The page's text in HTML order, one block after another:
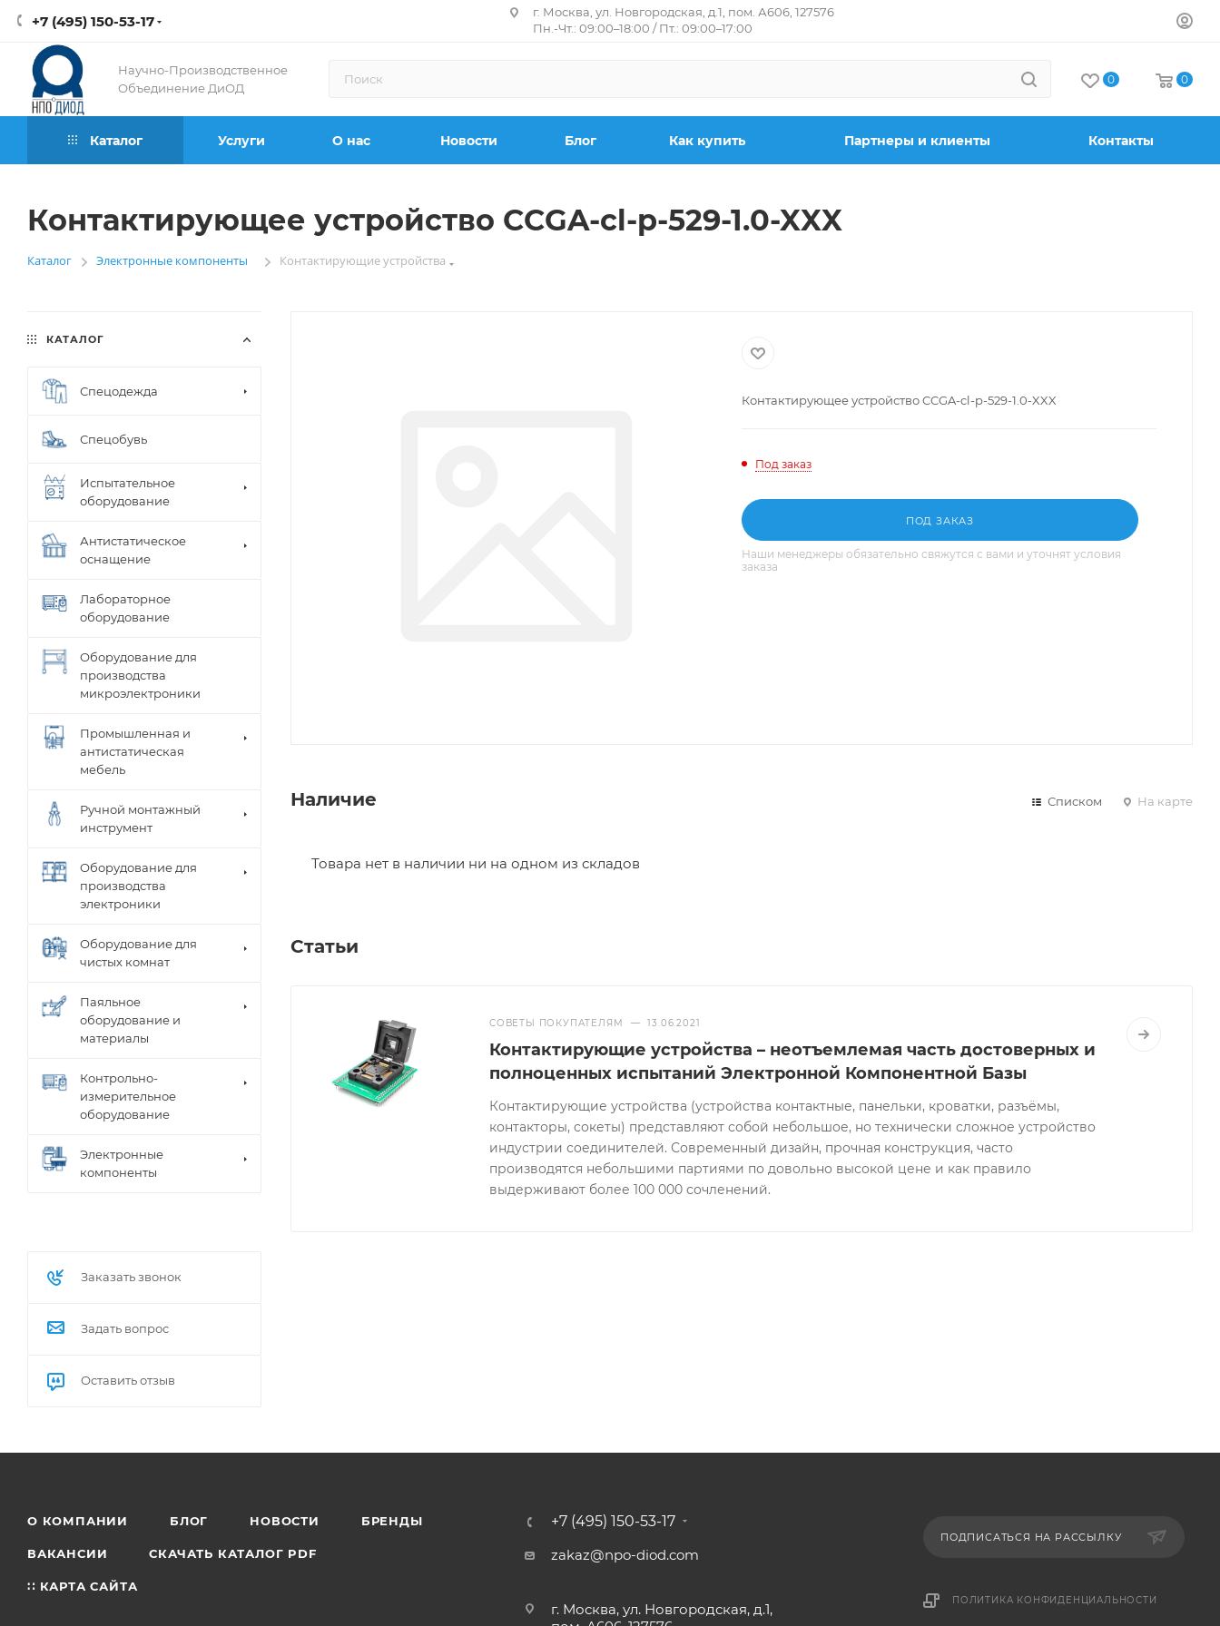
+7 (495) 150-53-17
г. Москва, ул. Новгородская, д.1, пом. А606, 127576
Пн.-Чт.: 09:00–18:00 / Пт.: 09:00–17:00
Научно-Производственное
Объединение ДиОД
0 0
Каталог Услуги О нас Новости Блог Как купить Партнеры и клиенты Контакты
Контактирующее устройство CCGA-cl-p-529-1.0-XXX
Каталог —
Электронные компоненты —Контактирующие устройства
Контактирующее устройство CCGA-cl-p-529-1.0-XXX
Под заказ
ПОД ЗАКАЗ
Наши менеджеры обязательно свяжутся с вами и уточнят условия
заказа
Наличие Списком На карте
Товара нет в наличии ни на одном из складов
Статьи
СОВЕТЫ ПОКУПАТЕЛЯМ — 13.06.2021
Контактирующие устройства – неотъемлемая часть достоверных и
полноценных испытаний Электронной Компонентной Базы
Контактирующие устройства (устройства контактные, панельки, кроватки, разъёмы,
контакторы, сокеты) представляют собой небольшое, но технически сложное устройство
индустрии соединителей. Современный дизайн, прочная конструкция, часто
производятся небольшими партиями по довольно высокой цене и как правило
выдерживают более 100 000 сочленений.
КАТАЛОГ
Спецодежда
Спецобувь
Испытательное
оборудование
Антистатическое
оснащение
Лабораторное
оборудование
Оборудование для
производства
микроэлектроники
Промышленная и
антистатическая
мебель
Ручной монтажный
инструмент
Оборудование для
производства
электроники
Оборудование для
чистых комнат
Паяльное
оборудование и
материалы
Контрольно-
измерительное
оборудование
Электронные
компоненты
Заказать звонок
Задать вопрос
Оставить отзыв
О КОМПАНИИ БЛОГ НОВОСТИ БРЕНДЫ
ВАКАНСИИ СКАЧАТЬ КАТАЛОГ PDF
∷ КАРТА САЙТА
+7 (495) 150-53-17
zakaz@npo-diod.com
г. Москва, ул. Новгородская, д.1,
ПОДПИСАТЬСЯ НА РАССЫЛКУ
ПОЛИТИКА КОНФИДЕНЦИАЛЬНОСТИ